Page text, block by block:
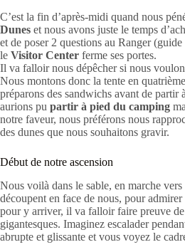
C’est la fin d’après-midi quand nous
Dunes et nous avons juste le temps
et de poser 2 questions au Ranger
le Visitor Center ferme ses portes.
Il va falloir nous dépêcher si nous
Nous montons donc la tente en
préparons des sandwichs avant de partir
aurions pu partir à pied du camping
notre faveur, nous préférons nous
des dunes que nous souhaitons gravir.
Début de notre ascension
Nous voilà dans le sable, en marche vers
découpent en face de nous, pour admirer
pour y arriver, il va falloir faire preuve de
gigantesques. Imaginez escalader
abrupte et glissante et vous voyez le